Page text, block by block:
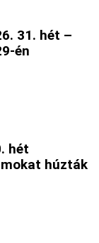
31. hét –
én
hét
húzták